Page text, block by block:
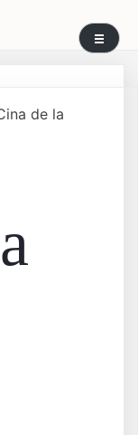
pe lemn
– Călin
de la